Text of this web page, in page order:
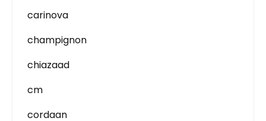
carinova
champignon
chiazaad
cm
cordaan